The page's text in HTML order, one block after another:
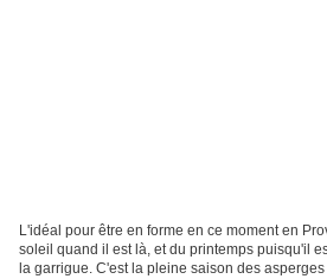
L'idéal pour être en forme en ce moment en
soleil quand il est là, et du printemps puisqu'il
la garrigue. C'est la pleine saison des